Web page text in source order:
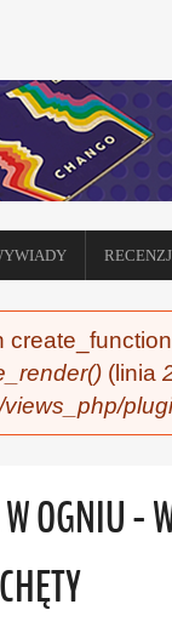
(linia
OGNIU -